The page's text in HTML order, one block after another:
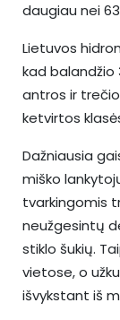
daugiau nei
Lietuvos
kad balandžio
antros ir
ketvirtos
Dažniausia
miško
tvarkingomis
neužgesintų
stiklo šukių.
vietose, o
išvykstant iš